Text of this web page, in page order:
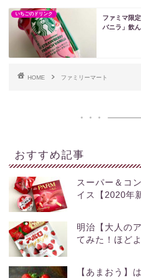
いちごのドリンク
ファミマ限
バニラ」飲ん
HOME ファミリーマート
おすすめ記事
スーパー＆コ
イス【2020年
明治【大人の
てみた！ほど
【あまおう】